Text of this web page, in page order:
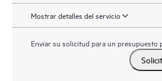
Mostrar detalles del servicio
Enviar su solicitud para un presupuesto